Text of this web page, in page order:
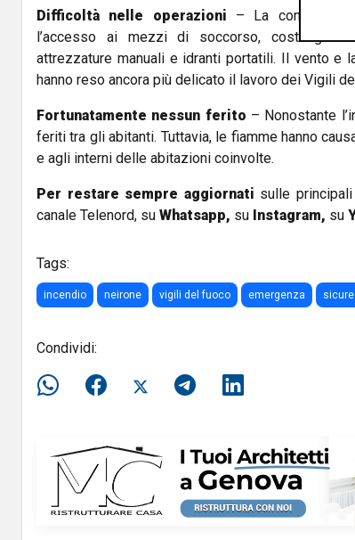
Difficoltà nelle operazioni – La
l’accesso ai mezzi di soccorso,
attrezzature manuali e idranti portatili. Il vento e
hanno reso ancora più delicato il lavoro dei Vigili
Fortunatamente nessun ferito – Nonostante
feriti tra gli abitanti. Tuttavia, le fiamme hanno
e agli interni delle abitazioni coinvolte.
Per restare sempre aggiornati sulle
canale Telenord, su Whatsapp, su Instagram, su
Tags:
incendio neirone vigili del fuoco emergenza
Condividi: